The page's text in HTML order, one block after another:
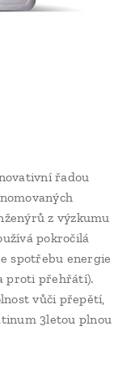
řadou
z výzkumu
pokročilá
spotřebu energie
proti přehřátí).
vůči přepětí,
3letou plnou